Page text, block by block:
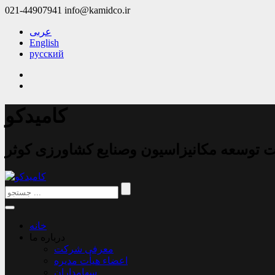
021-44907941 info@kamidco.ir
عربی
English
русский
خانه
معرفی شرکت
اعضاء هیأت مدیره
سهامداران